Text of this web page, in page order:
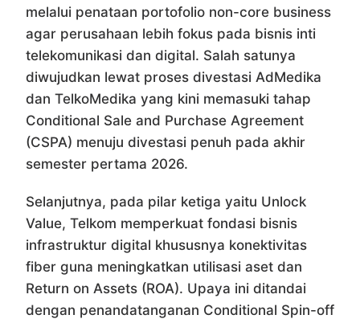
melalui penataan portofolio non-core business
agar perusahaan lebih fokus pada bisnis inti
telekomunikasi dan digital. Salah satunya
diwujudkan lewat proses divestasi AdMedika
dan TelkoMedika yang kini memasuki tahap
Conditional Sale and Purchase Agreement
(CSPA) menuju divestasi penuh pada akhir
semester pertama 2026.
Selanjutnya, pada pilar ketiga yaitu Unlock
Value, Telkom memperkuat fondasi bisnis
infrastruktur digital khususnya konektivitas
fiber guna meningkatkan utilisasi aset dan
Return on Assets (ROA). Upaya ini ditandai
dengan penandatanganan Conditional Spin-off